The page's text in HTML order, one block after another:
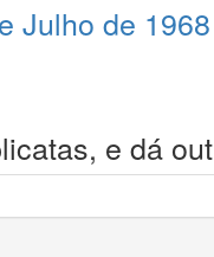
Julho de 1968
e dá